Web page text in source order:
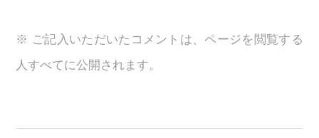
※ ご記入いただいたコメントは、ページを閲覧する
人すべてに公開されます。